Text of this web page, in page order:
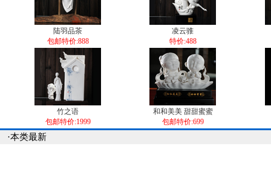
陆羽品茶
包邮特价:888
凌云骓
特价:488
竹之语
包邮特价:1999
和和美美 甜甜蜜蜜
包邮特价:699
·本类最新